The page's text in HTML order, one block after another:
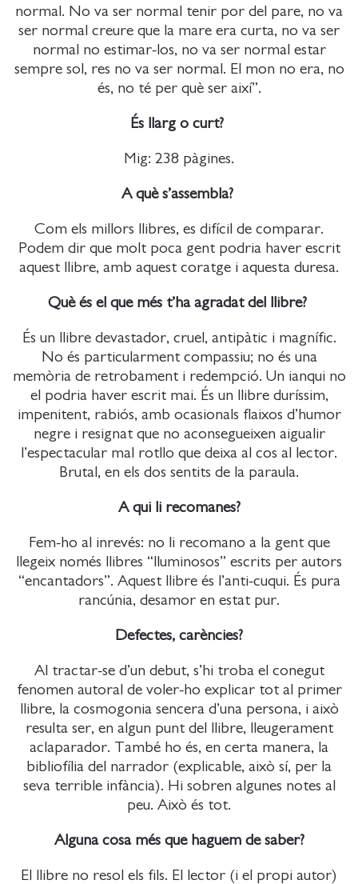
normal. No va ser normal tenir por del pare, no va
ser normal creure que la mare era curta, no va ser
normal no estimar-los, no va ser normal estar
sempre sol, res no va ser normal. El mon no era, no
és, no té per què ser així”.
És llarg o curt?
Mig: 238 pàgines.
A què s’assembla?
Com els millors llibres, es difícil de comparar.
Podem dir que molt poca gent podria haver escrit
aquest llibre, amb aquest coratge i aquesta duresa.
Què és el que més t’ha agradat del llibre?
És un llibre devastador, cruel, antipàtic i magnífic.
No és particularment compassiu; no és una
memòria de retrobament i redempció. Un ianqui no
el podria haver escrit mai. És un llibre duríssim,
impenitent, rabiós, amb ocasionals flaixos d’humor
negre i resignat que no aconsegueixen aigualir
l’espectacular mal rotllo que deixa al cos al lector.
Brutal, en els dos sentits de la paraula.
A qui li recomanes?
Fem-ho al inrevés: no li recomano a la gent que
llegeix només llibres “lluminosos” escrits per autors
“encantadors”. Aquest llibre és l’anti-cuqui. És pura
rancúnia, desamor en estat pur.
Defectes, carències?
Al tractar-se d’un debut, s’hi troba el conegut
fenomen autoral de voler-ho explicar tot al primer
llibre, la cosmogonia sencera d’una persona, i això
resulta ser, en algun punt del llibre, lleugerament
aclaparador. També ho és, en certa manera, la
bibliofília del narrador (explicable, això sí, per la
seva terrible infància). Hi sobren algunes notes al
peu. Això és tot.
Alguna cosa més que haguem de saber?
El llibre no resol els fils. El lector (i el propi autor)